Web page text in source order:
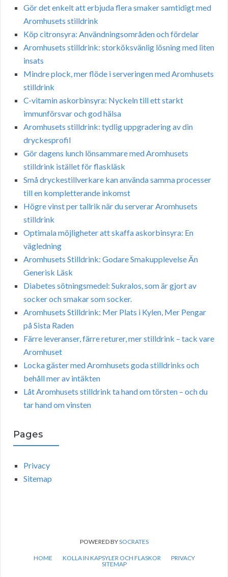
Gör det enkelt att erbjuda flera smaker samtidigt med
Aromhusets stilldrink
Köp citronsyra: Användningsområden och fördelar
Aromhusets stilldrink: storköksvänlig lösning med liten
insats
Mindre plock, mer flöde i serveringen med Aromhusets
stilldrink
C-vitamin askorbinsyra: Nyckeln till ett starkt
immunförsvar och god hälsa
Aromhusets stilldrink: tydlig uppgradering av din
dryckesprofil
Gör dagens lunch lönsammare med Aromhusets
stilldrink istället för flaskläsk
Små dryckestillverkare kan använda samma processer
till en kompletterande inkomst
Högre vinst per tallrik när du serverar Aromhusets
stilldrink
Optimala möjligheter att skaffa askorbinsyra: En
vägledning
Aromhusets Stilldrink: Godare Smakupplevelse Än
Generisk Läsk
Diabetes sötningsmedel: Sukralos, som är gjort av
socker och smakar som socker.
Aromhusets Stilldrink: Mer Plats i Kylen, Mer Pengar
på Sista Raden
Färre leveranser, färre returer, mer stilldrink – tack vare
Aromhuset
Locka gäster med Aromhusets goda stilldrinks och
behåll mer av intäkten
Låt Aromhusets stilldrink ta hand om törsten – och du
tar hand om vinsten
Pages
Privacy
Sitemap
POWERED BYSOCRATES
HOME KOLLA IN KAPSYLER OCH FLASKOR
PRIVACY
SITEMAP